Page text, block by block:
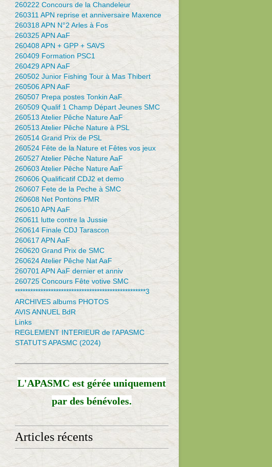
260222 Concours de la Chandeleur
260311 APN reprise et anniversaire Maxence
260318 APN N°2 Arles à Fos
260325 APN AaF
260408 APN + GPP + SAVS
260409 Formation PSC1
260429 APN AaF
260502 Junior Fishing Tour à Mas Thibert
260506 APN AaF
260507 Prepa postes Tonkin AaF
260509 Qualif 1 Champ Départ Jeunes SMC
260513 Atelier Pêche Nature AaF
260513 Atelier Pêche Nature à PSL
260514 Grand Prix de PSL
260524 Fête de la Nature et Fêtes vos jeux
260527 Atelier Pêche Nature AaF
260603 Atelier Pêche Nature AaF
260606 Qualificatif CDJ2 et demo
260607 Fete de la Peche à SMC
260608 Net Pontons PMR
260610 APN AaF
260611 lutte contre la Jussie
260614 Finale CDJ Tarascon
260617 APN AaF
260620 Grand Prix de SMC
260624 Atelier Pêche Nat AaF
260701 APN AaF dernier et anniv
260725 Concours Fête votive SMC
***************************************************3
ARCHIVES albums PHOTOS
AVIS ANNUEL BdR
Links
REGLEMENT INTERIEUR de l'APASMC
STATUTS APASMC (2024)
L'APASMC est gérée uniquement
par des bénévoles.
Articles récents